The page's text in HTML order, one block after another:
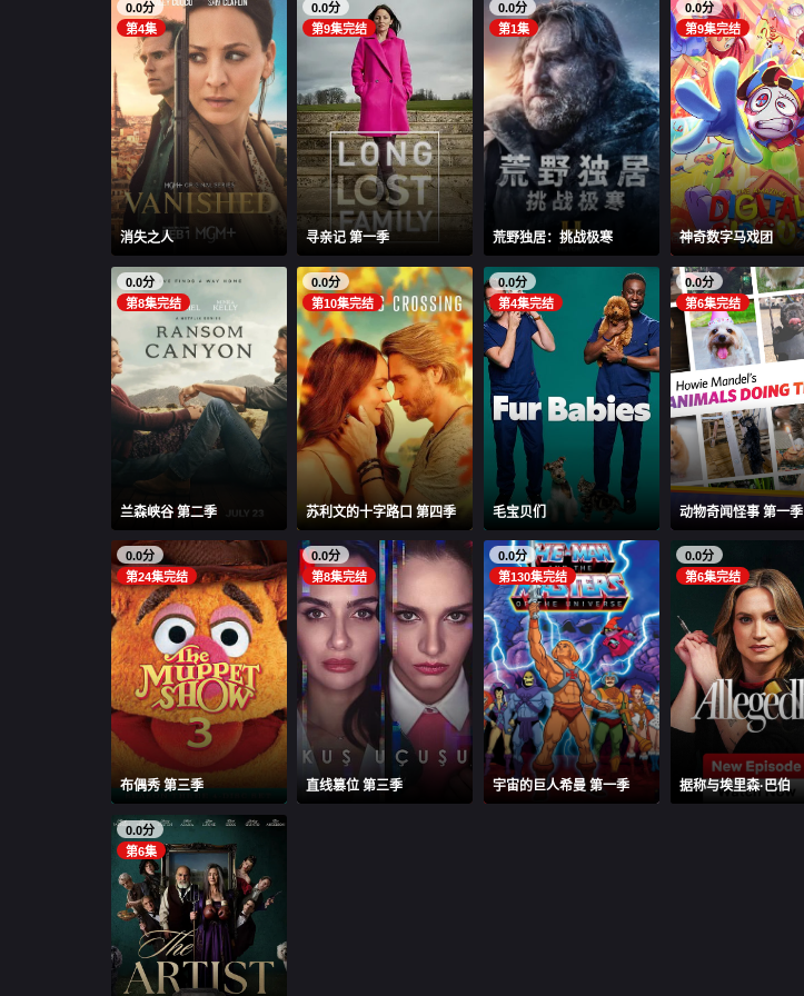
0.0分
第4集
消失之人
0.0分
第9集完结
寻亲记 第一季
0.0分
第1集
荒野独居：挑战极寒
0.0分
第9集完结
神奇数字马戏团
0.0分
第8集完结
兰森峡谷 第二季
0.0分
第10集完结
苏利文的十字路口 第四季
0.0分
第4集完结
毛宝贝们
0.0分
第6集完结
动物奇闻怪事 第一季
0.0分
第24集完结
布偶秀 第三季
0.0分
第8集完结
直线篡位 第三季
0.0分
第130集完结
宇宙的巨人希曼 第一季
0.0分
第6集完结
据称与埃里森·巴伯
0.0分
第6集